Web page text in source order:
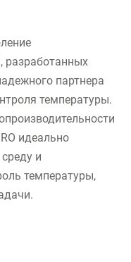
разработанных
партнера
температуры.
идеально
и
температуры,